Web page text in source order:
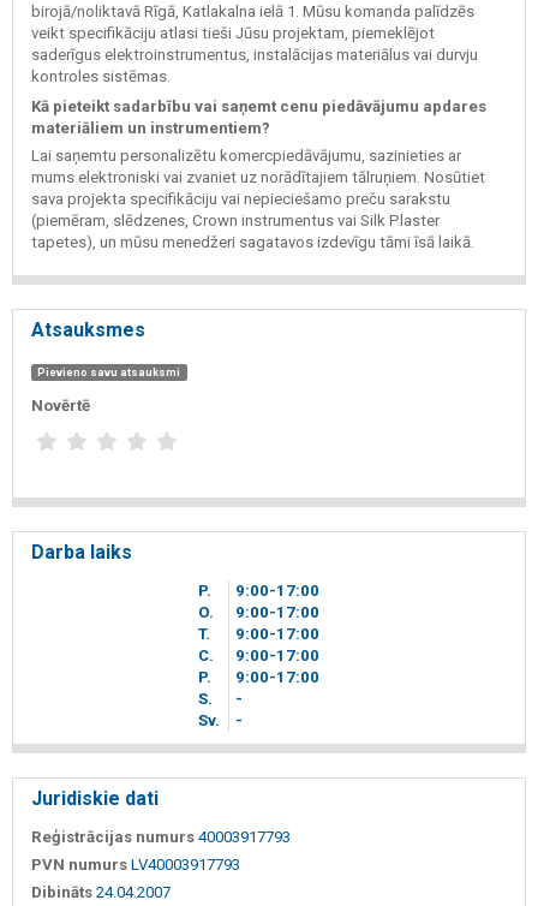
birojā/noliktavā Rīgā, Katlakalna ielā 1. Mūsu komanda palīdzēs
veikt specifikāciju atlasi tieši Jūsu projektam, piemeklējot
saderīgus elektroinstrumentus, instalācijas materiālus vai durvju
kontroles sistēmas.
Kā pieteikt sadarbību vai saņemt cenu piedāvājumu apdares
materiāliem un instrumentiem?
Lai saņemtu personalizētu komercpiedāvājumu, sazinieties ar
mums elektroniski vai zvaniet uz norādītajiem tālruņiem. Nosūtiet
sava projekta specifikāciju vai nepieciešamo preču sarakstu
(piemēram, slēdzenes, Crown instrumentus vai Silk Plaster
tapetes), un mūsu menedžeri sagatavos izdevīgu tāmi īsā laikā.
Atsauksmes
Pievieno savu atsauksmi
Novērtē
Darba laiks
P. 9 00-17 00
O.
9 00-17 00
T.
9 00-17 00
C.
9 00-17 00
P.
9 00-17 00
S.
-
Sv.
-
Juridiskie dati
Reģistrācijas numurs 40003917793
PVN numurs LV40003917793
Dibināts 24.04.2007